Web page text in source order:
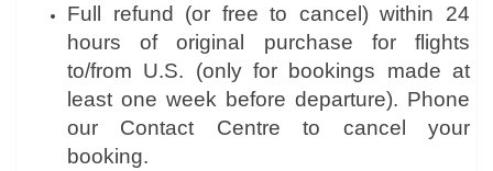
Full refund (or free to cancel) within 24
hours of original purchase for flights
to/from U.S. (only for bookings made at
least one week before departure). Phone
our Contact Centre to cancel your
booking.